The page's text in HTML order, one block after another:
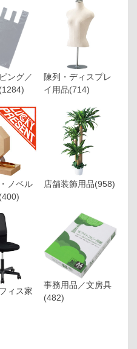
ング／
(1284)
陳列・ディスプレ
イ用品(714)
ノベル
(400)
店舗装飾用品(958)
ィス家
事務用品／文房具
(482)